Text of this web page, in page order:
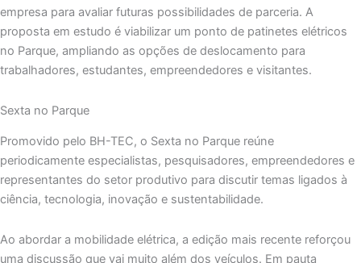
empresa para avaliar futuras possibilidades de parceria. A
proposta em estudo é viabilizar um ponto de patinetes elétricos
no Parque, ampliando as opções de deslocamento para
trabalhadores, estudantes, empreendedores e visitantes.
Sexta no Parque
Promovido pelo BH-TEC, o Sexta no Parque reúne
periodicamente especialistas, pesquisadores, empreendedores e
representantes do setor produtivo para discutir temas ligados à
ciência, tecnologia, inovação e sustentabilidade.
Ao abordar a mobilidade elétrica, a edição mais recente reforçou
uma discussão que vai muito além dos veículos. Em pauta